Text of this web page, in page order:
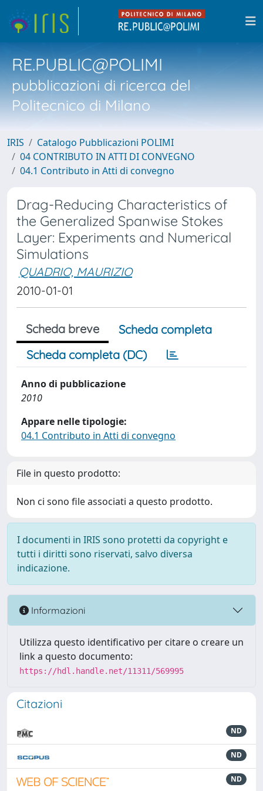
RE.PUBLIC@POLIMI
pubblicazioni di ricerca del
Politecnico di Milano
IRIS
Catalogo Pubblicazioni POLIMI
04 CONTRIBUTO IN ATTI DI CONVEGNO
04.1 Contributo in Atti di convegno
Drag-Reducing Characteristics of
the Generalized Spanwise Stokes
Layer: Experiments and Numerical
Simulations
QUADRIO, MAURIZIO
2010-01-01
Scheda breve
Scheda completa
Scheda completa (DC)
Anno di pubblicazione
2010
Appare nelle tipologie:
04.1 Contributo in Atti di convegno
File in questo prodotto:
Non ci sono file associati a questo prodotto.
I documenti in IRIS sono protetti da copyright e
tutti i diritti sono riservati, salvo diversa
indicazione.
Informazioni
Utilizza questo identificativo per citare o creare un
link a questo documento:
https://hdl.handle.net/11311/569995
Citazioni
ND
ND
ND